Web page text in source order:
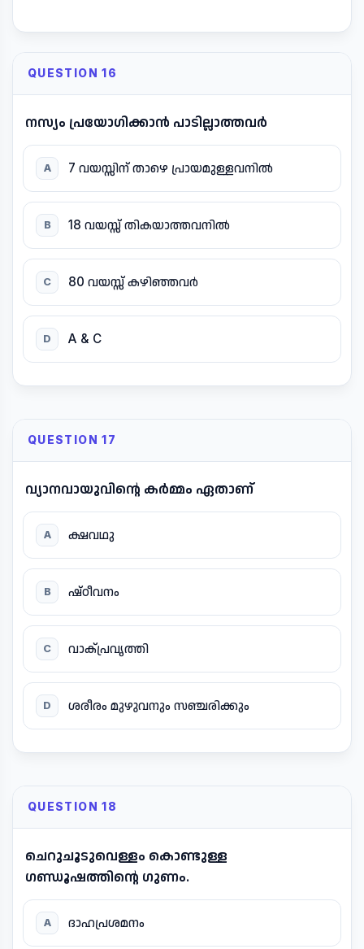
QUESTION 16
നസ്യം പ്രയോഗിക്കാൻ പാടില്ലാത്തവർ
A 7 വയസ്സിന് താഴെ പ്രായമുള്ളവനിൽ
B 18 വയസ്സ് തികയാത്തവനിൽ
C 80 വയസ്സ് കഴിഞ്ഞവർ
D A & C
QUESTION 17
വ്യാനവായുവിന്റെ കർമ്മം ഏതാണ്
A ക്ഷവഥു
B ഷ്ഠീവനം
C വാക്പ്രവൃത്തി
D ശരീരം മുഴുവനും സഞ്ചരിക്കും
QUESTION 18
ചെറുചൂടുവെള്ളം കൊണ്ടുള്ള
ഗണ്ഡൂഷത്തിന്റെ ഗുണം.
A ദാഹപ്രശമനം